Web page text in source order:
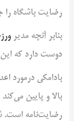
رضایت باشگاه را
بنابر آنچه مدیر
دوست دارد که
بادامکی درمورد
بالا و پایین
رضایت‌نامه است.